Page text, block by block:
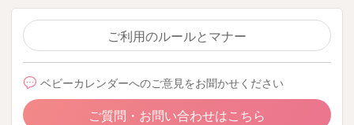
ご利用のルールとマナー
ベビーカレンダーへのご意見をお聞かせください
ご質問・お問い合わせはこちら